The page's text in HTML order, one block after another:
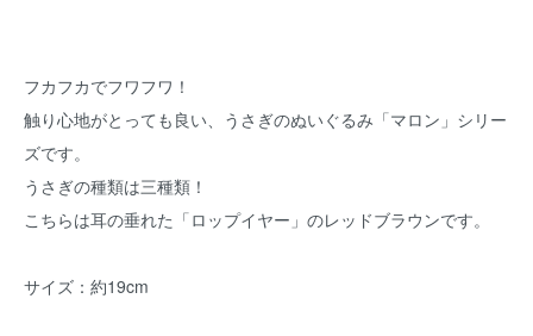
フカフカでフワフワ！
触り心地がとっても良い、うさぎのぬいぐるみ「マロン」シリー
ズです。
うさぎの種類は三種類！
こちらは耳の垂れた「ロップイヤー」のレッドブラウンです。
サイズ：約19cm